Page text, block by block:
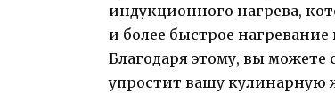
индукционного нагрева,
и более быстрое
Благодаря этому, вы
упростит вашу кулинарную